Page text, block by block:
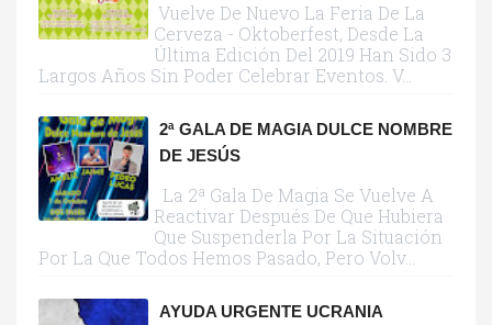
Vuelve De Nuevo La Feria De La
Cerveza - Oktoberfest, Desde La
Última Edición Del 2019 Han Sido 3
Largos Años Sin Poder Celebrar Eventos. V...
2ª GALA DE MAGIA DULCE NOMBRE
DE JESÚS
La 2ª Gala De Magia Se Vuelve A
Reactivar Después De Que Hubiera
Que Suspenderla Por La Situación
Por La Que Todos Hemos Pasado, Pero Volv...
AYUDA URGENTE UCRANIA